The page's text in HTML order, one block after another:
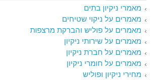
מאמרי ניקיון בתים
מאמרים על ניקוי שטיחים
מאמרים על פוליש והברקת מרצפות
מאמרים על שירותי ניקיון
מאמרים על חברת ניקיון
מאמרים על חומרי ניקיון
מחירי ניקיון ופוליש